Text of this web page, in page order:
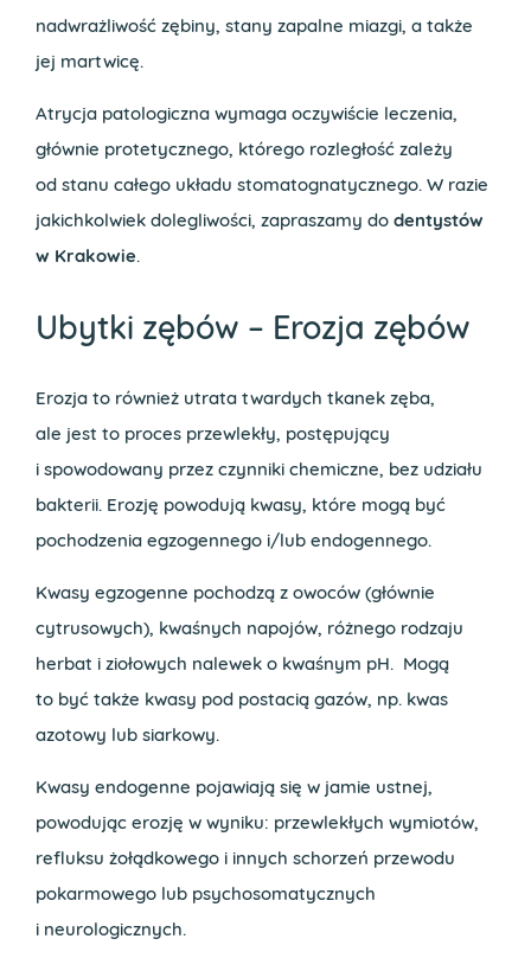
nadwrażliwość zębiny, stany zapalne miazgi, a także
jej martwicę.
Atrycja patologiczna wymaga oczywiście leczenia,
głównie protetycznego, którego rozległość zależy
od stanu całego układu stomatognatycznego. W razie
jakichkolwiek dolegliwości, zapraszamy do dentystów
w Krakowie.
Ubytki zębów – Erozja zębów
Erozja to również utrata twardych tkanek zęba,
ale jest to proces przewlekły, postępujący
i spowodowany przez czynniki chemiczne, bez udziału
bakterii. Erozję powodują kwasy, które mogą być
pochodzenia egzogennego i/lub endogennego.
Kwasy egzogenne pochodzą z owoców (głównie
cytrusowych), kwaśnych napojów, różnego rodzaju
herbat i ziołowych nalewek o kwaśnym pH. Mogą
to być także kwasy pod postacią gazów, np. kwas
azotowy lub siarkowy.
Kwasy endogenne pojawiają się w jamie ustnej,
powodując erozję w wyniku: przewlekłych wymiotów,
refluksu żołądkowego i innych schorzeń przewodu
pokarmowego lub psychosomatycznych
i neurologicznych.